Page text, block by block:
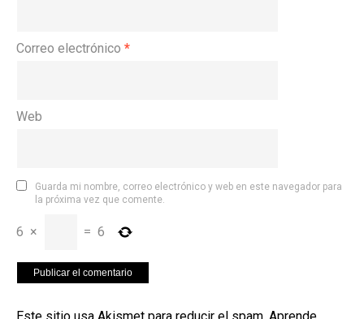
Correo electrónico *
Web
Guarda mi nombre, correo electrónico y web en este navegador para
la próxima vez que comente.
6 × = 6